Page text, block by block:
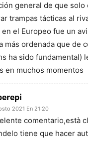
general de que
trampas tácticas al
en el Europeo fue un
más ordenada que de
ha sido fundamental)
en muchos momentos
2021 En 21:20
comentario,està
tiene que hacer